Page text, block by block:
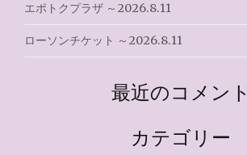
エポトクプラザ ～2026.8.11
ローソンチケット ～2026.8.11
最近のコメント
カテゴリー